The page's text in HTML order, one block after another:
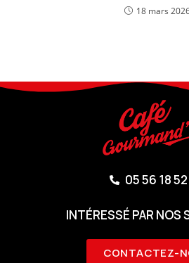
18 mars
05 56 18
INTÉRESSÉ PAR NOS
CONTACTEZ-